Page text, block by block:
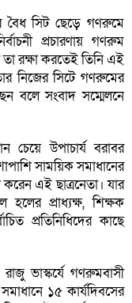
বৈধ সিট ছেড়ে গণরুমে
প্রচারণায় গণরুম
তা রক্ষা করতেই তিনি এই
নিজের সিটে গণরুমের
বলে সংবাদ সম্মেলনে
চেয়ে উপাচার্য বরাবর
সাময়িক সমাধানের
করেন এই ছাত্রনেতা। যার
হলের প্রাধ্যক্ষ, শিক্ষক
প্রতিনিধিদের কাছে
ভাস্কর্যে গণরুমবাসী
১৫ কার্যদিবসের